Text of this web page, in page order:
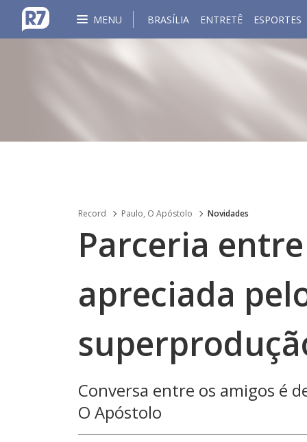
MENU BRASÍLIA ENTRETÊ ESPORTES
Record Paulo, O Apóstolo Novidades
Parceria
apreciada
Conversa entre os amigos é
O Apóstolo